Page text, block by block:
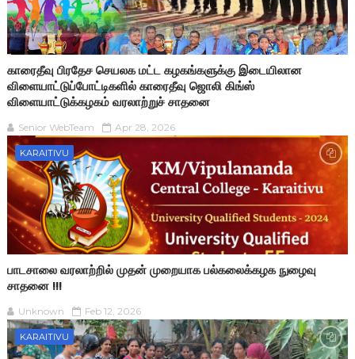
காரைதீவு பிரதேச செயலக மட்ட கழகங்களுக்கு இடையிலான
விளையாட்டுப்போட்டிகளில் காரைதீவு ஜொலி கிங்ஸ்
விளையாட்டுக்கழகம் வரலாற்றுச் சாதனை
Senior WebTeam Apr 28, 2026
KARAITIVU
பாடசாலை வரலாற்றில் முதன் முறையாக பல்கலைக்கழக நுழைவு
சாதனை !!!
Unknown Feb 12, 2026
KARAITIVU